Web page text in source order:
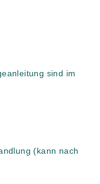
sind im
(kann nach